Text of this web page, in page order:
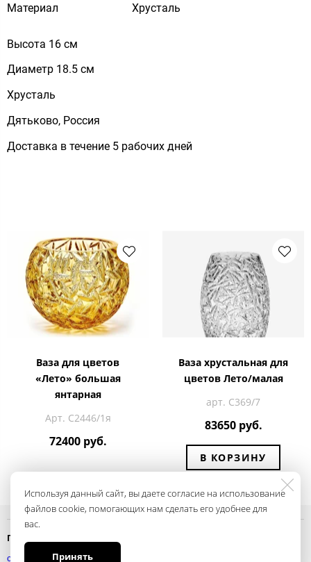
Материал
Хрусталь
Высота 16 см
Диаметр 18.5 см
Хрусталь
Дятьково, Россия
Доставка в течение 5 рабочих дней
Ваза для цветов
«Лето» большая
янтарная
Арт. С2446/1я
72400 руб.
Ваза хрустальная для
цветов Лето/малая
арт. С369/7
83650 руб.
В КОРЗИНУ
Используя данный сайт, вы даете согласие на использование
файлов cookie, помогающих нам сделать его удобнее для
вас.
Принять
Политика конфиденциальности
смотреть